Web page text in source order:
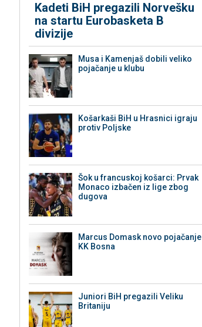
Kadeti BiH pregazili Norvešku
na startu Eurobasketa B
divizije
Musa i Kamenjaš dobili veliko
pojačanje u klubu
Košarkaši BiH u Hrasnici igraju
protiv Poljske
Šok u francuskoj košarci: Prvak
Monaco izbačen iz lige zbog
dugova
Marcus Domask novo pojačanje
KK Bosna
Juniori BiH pregazili Veliku
Britaniju